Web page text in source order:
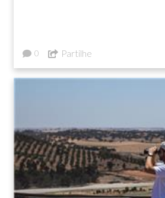
0 Partilhe